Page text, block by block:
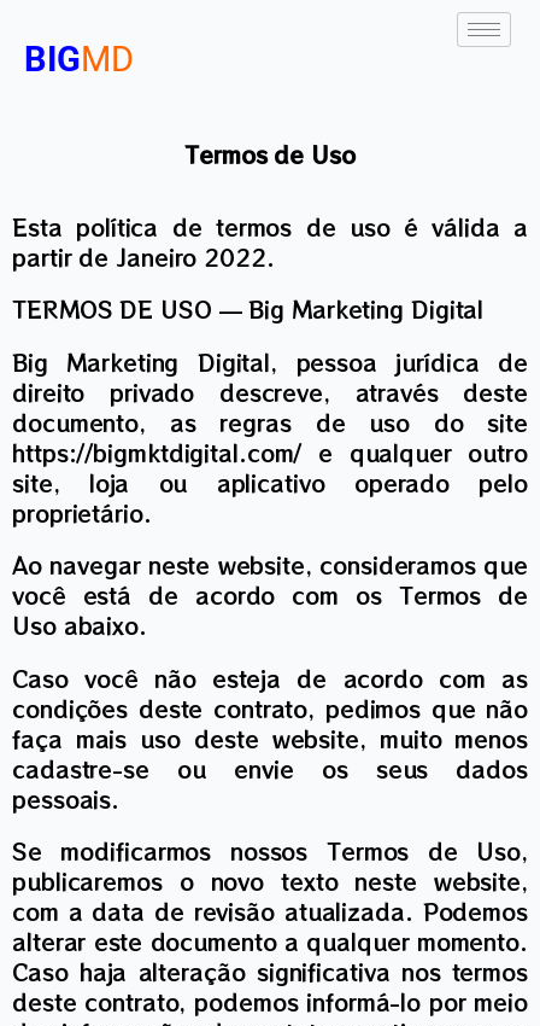
BIGMD
Termos de Uso
Esta política de termos de uso é válida a
partir de Janeiro 2022.
TERMOS DE USO — Big Marketing Digital
Big Marketing Digital, pessoa jurídica de
direito privado descreve, através deste
documento, as regras de uso do site
https://bigmktdigital.com/ e qualquer outro
site, loja ou aplicativo operado pelo
proprietário.
Ao navegar neste website, consideramos que
você está de acordo com os Termos de
Uso abaixo.
Caso você não esteja de acordo com as
condições deste contrato, pedimos que não
faça mais uso deste website, muito menos
cadastre-se ou envie os seus dados
pessoais.
Se modificarmos nossos Termos de Uso,
publicaremos o novo texto neste website,
com a data de revisão atualizada. Podemos
alterar este documento a qualquer momento.
Caso haja alteração significativa nos termos
deste contrato, podemos informá-lo por meio